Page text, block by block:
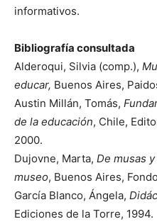
informativos.
Bibliografía consultada
Alderoqui, Silvia (comp.),
educar, Buenos Aires,
Austin Millán, Tomás,
de la educación, Chile,
2000.
Dujovne, Marta, De musas
museo, Buenos Aires,
García Blanco, Ángela,
Ediciones de la Torre, 1994.